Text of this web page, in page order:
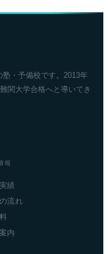
・予備校です。2013年
関大学合格へと導いてき
報
績
流れ
内